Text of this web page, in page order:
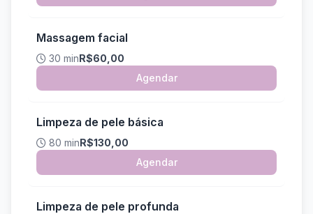
Massagem facial
30 minR$60,00
Agendar
Limpeza de pele básica
80 minR$130,00
Agendar
Limpeza de pele profunda